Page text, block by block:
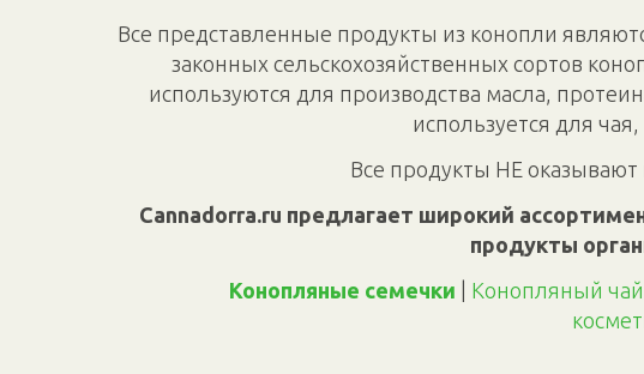
Все представленные продукты из конопли
законных сельскохозяйственных сортов
используются для производства масла,
используется для
Все продукты НЕ оказывают
Cannadorra.ru предлагает широкий
продукты
Конопляные семечки
Конопляный чай